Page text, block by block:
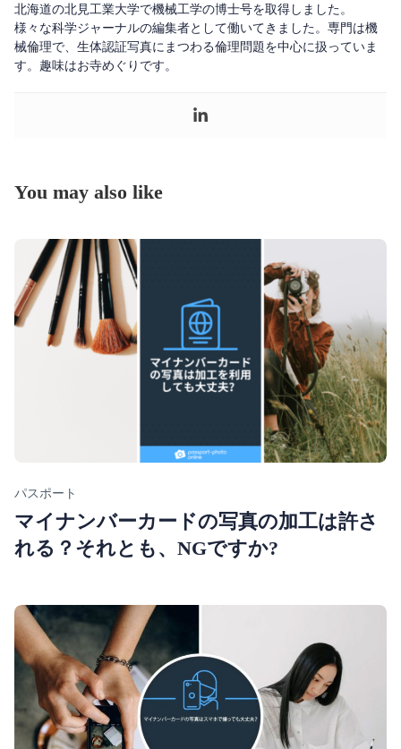
北海道の北見工業大学で機械工学の博士号を取得しました。
様々な科学ジャーナルの編集者として働いてきました。専門は機
械倫理で、生体認証写真にまつわる倫理問題を中心に扱っていま
す。趣味はお寺めぐりです。
You may also like
Category
パスポート
マイナンバーカードの写真の加工は許さ
れる？それとも、NGですか?